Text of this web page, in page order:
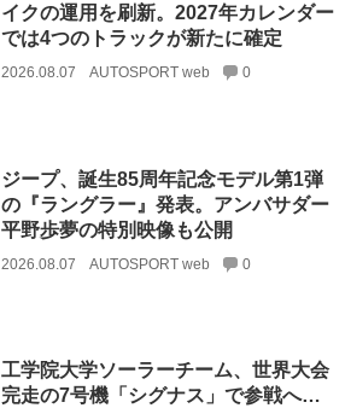
イクの運用を刷新。2027年カレンダー
では4つのトラックが新たに確定
2026.08.07 AUTOSPORT web 0
ジープ、誕生85周年記念モデル第1弾
の『ラングラー』発表。アンバサダー
平野歩夢の特別映像も公開
2026.08.07 AUTOSPORT web 0
工学院大学ソーラーチーム、世界大会
完走の7号機「シグナス」で参戦へ…